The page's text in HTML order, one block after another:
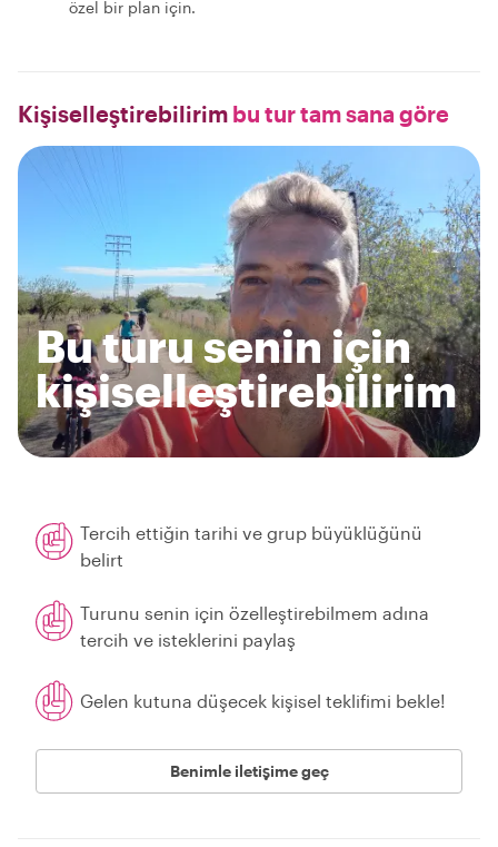
özel bir plan için.
Kişiselleştirebilirim bu tur tam sana göre
Bu turu senin için
kişiselleştirebilirim
Tercih ettiğin tarihi ve grup büyüklüğünü
belirt
Turunu senin için özelleştirebilmem adına
tercih ve isteklerini paylaş
Gelen kutuna düşecek kişisel teklifimi bekle!
Benimle iletişime geç